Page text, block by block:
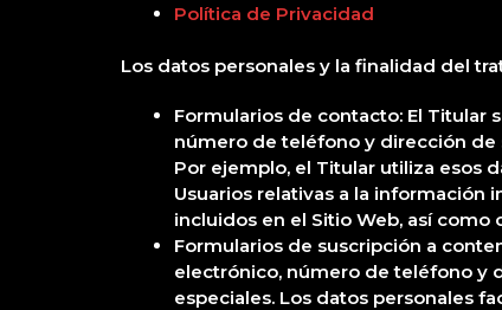
Política de Privacidad
Los datos personales y la finalidad del
Formularios de contacto: El Titular
número de teléfono y dirección de
Por ejemplo, el Titular utiliza esos
Usuarios relativas a la información
incluidos en el Sitio Web, así
Formularios de suscripción a
electrónico, número de teléfono y
especiales. Los datos personales